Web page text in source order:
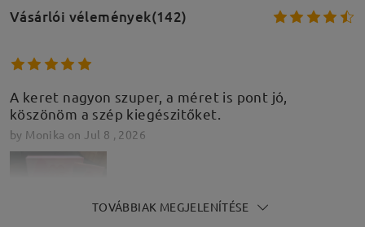
Vásárlói vélemények(142)
A keret nagyon szuper, a méret is pont jó,
köszönöm a szép kiegészitőket.
by Monika on Jul 8 , 2026
TOVÁBBIAK MEGJELENÍTÉSE